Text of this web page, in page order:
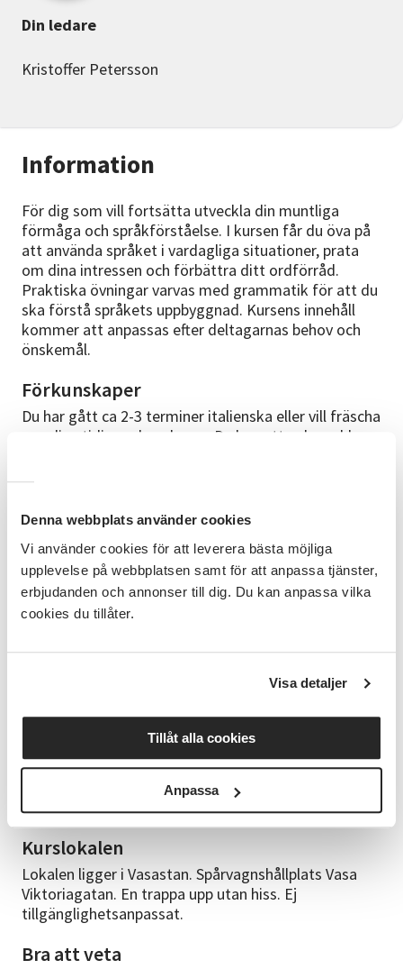
Denna webbplats använder cookies
Vi använder cookies för att leverera bästa möjliga
upplevelse på webbplatsen samt för att anpassa tjänster,
erbjudanden och annonser till dig. Du kan anpassa vilka
cookies du tillåter.
Visa detaljer
Tillåt alla cookies
Anpassa
Information
För dig som vill fortsätta utveckla din muntliga
förmåga och språkförståelse. I kursen får du öva på
att använda språket i vardagliga situationer, prata
om dina intressen och förbättra ditt ordförråd.
Praktiska övningar varvas med grammatik för att du
ska förstå språkets uppbyggnad. Kursens innehåll
kommer att anpassas efter deltagarnas behov och
önskemål.
Förkunskaper
Du har gått ca 2-3 terminer italienska eller vill fräscha
upp dina tidigare kunskaper. Du kan uttrycka enkla
Adesso sì 2 ISBN: 9789147091683 Material ingår inte i
kursavgiften. Du förväntas ha köpt boken vid första
tillfället. Du hittar boken hos de flesta
nätbokhandlare. Det händer att kurser måste ställas
in pga för få anmälda deltagare. Studieförbundet
Vuxenskolan ansvarar ej för inköpt bok till inställd
översättare och har tidigare jobbat inom hotell- och
restaurangbranschen i Italien. Han har läst språk och
kultur vid universitetet i Perugia och undervisar i
italienska sedan 2005. Fotboll och italiensk
matlagning är två stora intressen.
Kurslokalen
Lokalen ligger i Vasastan. Spårvagnshållplats Vasa
Viktoriagatan. En trappa upp utan hiss. Ej
tillgänglighetsanpassat.
Bra att veta
Din ledare
Kristoffer Petersson